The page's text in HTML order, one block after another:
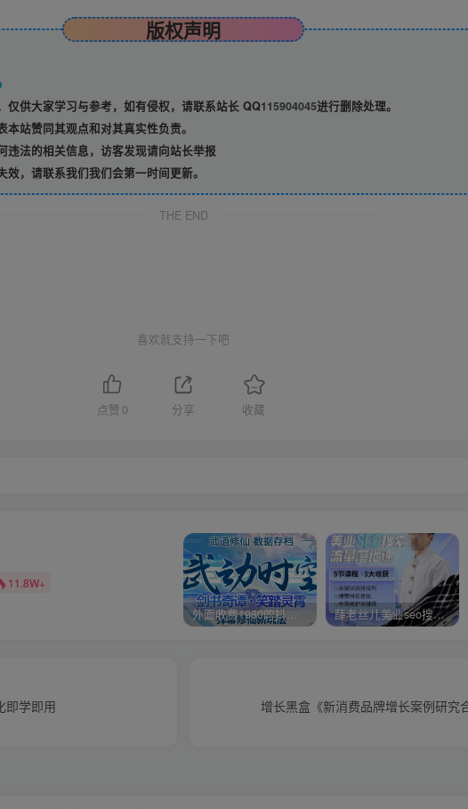
版权声明
仅供大家学习与参考，如有侵权，请联系站长 QQ115904045进行删除处理。
站赞同其观点和对其真实性负责。
违法的相关信息，访客发现请向站长举报
，请联系我们我们会第一时间更新。
THE END
喜欢就支持一下吧
点赞 0 分享 收藏
11.8W+
外面收费1980的抖音武动时空直播项目，无需真人出镜，实时互动直播【软件+详细教程】 薛老丝儿美业seo搜索流量落地课，一周暴涨20w粉丝，全干货讲解
即学即用
增长黑盒《新消费品牌增长案例研究